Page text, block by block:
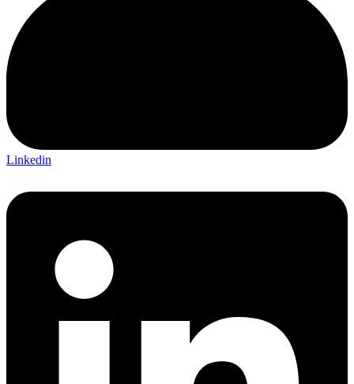
Linkedin